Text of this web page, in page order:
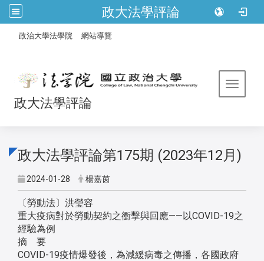
政大法學評論
政治大學法學院 網站導覽
Toggle
政大法學評論
政大法學評論第175期 (2023年12月)
2024-01-28 楊嘉茵
〔勞動法〕洪瑩容
重大疫病對於勞動契約之衝擊與回應——以COVID-19之
經驗為例
摘 要
COVID-19疫情爆發後，為減緩病毒之傳播，各國政府